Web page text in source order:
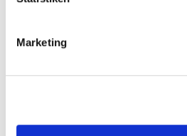
Marketing
FAQ Solarwatt